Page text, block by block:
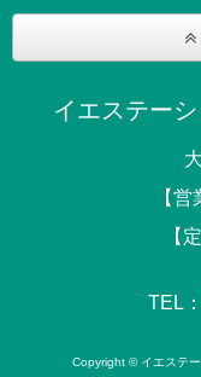
イエステー
【
【
TEL：
Copyright © イエステ